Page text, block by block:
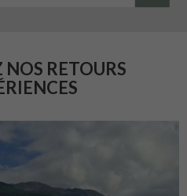
RETOURS